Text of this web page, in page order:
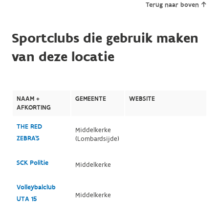
Terug naar boven
Sportclubs die gebruik maken
van deze locatie
NAAM +
AFKORTING
GEMEENTE WEBSITE
THE RED
ZEBRA'S
Middelkerke
(Lombardsijde)
SCK Politie Middelkerke
Volleybalclub
UTA 15
Middelkerke